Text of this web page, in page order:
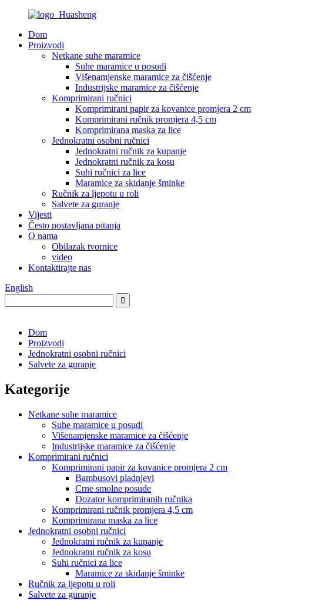
Dom
Proizvodi
Netkane suhe maramice
Suhe maramice u posudi
Višenamjenske maramice za čišćenje
Industrijske maramice za čišćenje
Komprimirani ručnici
Komprimirani papir za kovanice promjera 2 cm
Komprimirani ručnik promjera 4,5 cm
Komprimirana maska ​​za lice
Jednokratni osobni ručnici
Jednokratni ručnik za kupanje
Jednokratni ručnik za kosu
Suhi ručnici za lice
Maramice za skidanje šminke
Ručnik za ljepotu u roli
Salvete za guranje
Vijesti
Često postavljana pitanja
O nama
Obilazak tvornice
video
Kontaktirajte nas
English
Dom
Proizvodi
Jednokratni osobni ručnici
Salvete za guranje
Kategorije
Netkane suhe maramice
Suhe maramice u posudi
Višenamjenske maramice za čišćenje
Industrijske maramice za čišćenje
Komprimirani ručnici
Komprimirani papir za kovanice promjera 2 cm
Bambusovi pladnjevi
Crne smolne posude
Dozator komprimiranih ručnika
Komprimirani ručnik promjera 4,5 cm
Komprimirana maska ​​za lice
Jednokratni osobni ručnici
Jednokratni ručnik za kupanje
Jednokratni ručnik za kosu
Suhi ručnici za lice
Maramice za skidanje šminke
Ručnik za ljepotu u roli
Salvete za guranje